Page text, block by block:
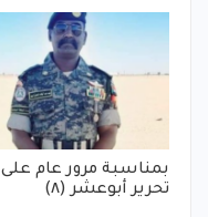
بمناسبة مرور عام على
تحرير أبوعشر (٨)